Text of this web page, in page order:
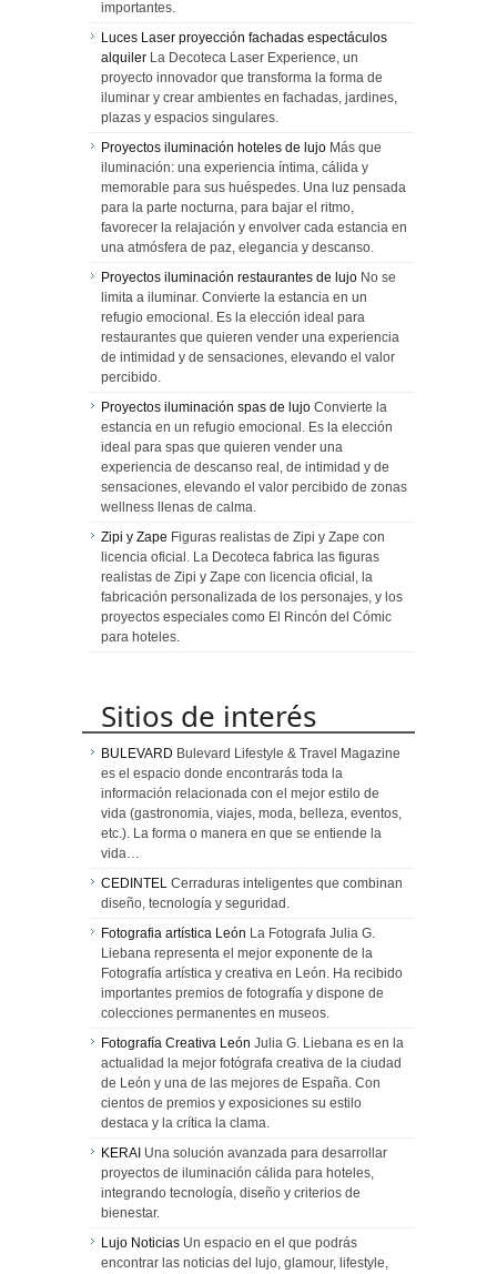
importantes.
Luces Laser proyección fachadas espectáculos
alquiler La Decoteca Laser Experience, un
proyecto innovador que transforma la forma de
iluminar y crear ambientes en fachadas, jardines,
plazas y espacios singulares.
Proyectos iluminación hoteles de lujo Más que
iluminación: una experiencia íntima, cálida y
memorable para sus huéspedes. Una luz pensada
para la parte nocturna, para bajar el ritmo,
favorecer la relajación y envolver cada estancia en
una atmósfera de paz, elegancia y descanso.
Proyectos iluminación restaurantes de lujo No se
limita a iluminar. Convierte la estancia en un
refugio emocional. Es la elección ideal para
restaurantes que quieren vender una experiencia
de intimidad y de sensaciones, elevando el valor
percibido.
Proyectos iluminación spas de lujo Convierte la
estancia en un refugio emocional. Es la elección
ideal para spas que quieren vender una
experiencia de descanso real, de intimidad y de
sensaciones, elevando el valor percibido de zonas
wellness llenas de calma.
Zipi y Zape Figuras realistas de Zipi y Zape con
licencia oficial. La Decoteca fabrica las figuras
realistas de Zipi y Zape con licencia oficial, la
fabricación personalizada de los personajes, y los
proyectos especiales como El Rincón del Cómic
para hoteles.
Sitios de interés
BULEVARD Bulevard Lifestyle & Travel Magazine
es el espacio donde encontrarás toda la
información relacionada con el mejor estilo de
vida (gastronomia, viajes, moda, belleza, eventos,
etc.). La forma o manera en que se entiende la
vida…
CEDINTEL Cerraduras inteligentes que combinan
diseño, tecnología y seguridad.
Fotografia artística León La Fotografa Julia G.
Liebana representa el mejor exponente de la
Fotografía artística y creativa en León. Ha recibido
importantes premios de fotografía y dispone de
colecciones permanentes en museos.
Fotografía Creativa León Julia G. Liebana es en la
actualidad la mejor fotógrafa creativa de la ciudad
de León y una de las mejores de España. Con
cientos de premios y exposiciones su estilo
destaca y la crítica la clama.
KERAI Una solución avanzada para desarrollar
proyectos de iluminación cálida para hoteles,
integrando tecnología, diseño y criterios de
bienestar.
Lujo Noticias Un espacio en el que podrás
encontrar las noticias del lujo, glamour, lifestyle,